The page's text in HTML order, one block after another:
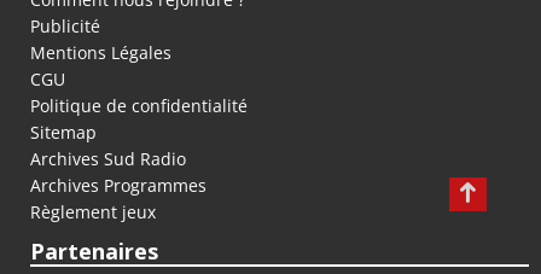
Publicité
Mentions Légales
CGU
Politique de confidentialité
Sitemap
Archives Sud Radio
Archives Programmes
Règlement jeux
Partenaires